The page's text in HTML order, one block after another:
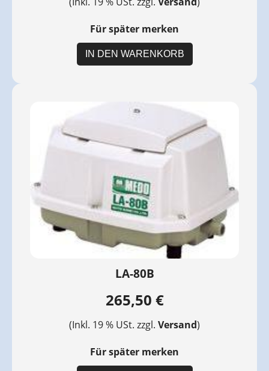
Für später merken
IN DEN WARENKORB
LA-80B
265,50 €
(Inkl. 19 % USt. zzgl. Versand)
Für später merken